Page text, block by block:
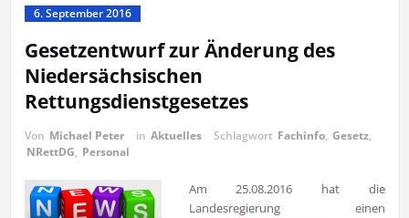
6. September 2016
Gesetzentwurf zur Änderung des
Niedersächsischen
Rettungsdienstgesetzes
Von Michael Peter in Aktuelles Schlagwort Fachinfo, Gesetz,
NRettDG, Personal
Am 25.08.2016 hat die
Landesregierung einen